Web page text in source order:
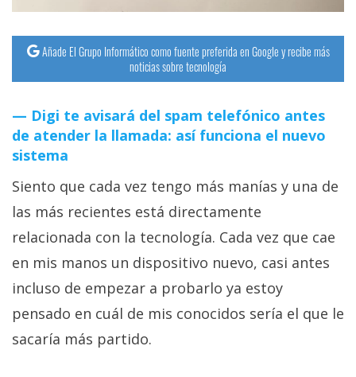
Añade El Grupo Informático como fuente preferida en Google y recibe más
noticias sobre tecnología
Digi te avisará del spam telefónico antes
de atender la llamada: así funciona el nuevo
sistema
Siento que cada vez tengo más manías y una de
las más recientes está directamente
relacionada con la tecnología. Cada vez que cae
en mis manos un dispositivo nuevo, casi antes
incluso de empezar a probarlo ya estoy
pensado en cuál de mis conocidos sería el que le
sacaría más partido.